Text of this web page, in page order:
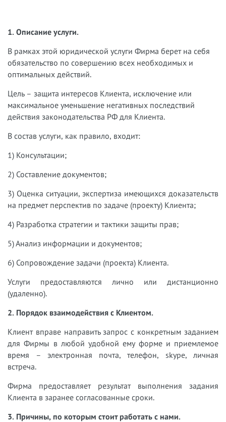
1. Описание услуги.
В рамках этой юридической услуги Фирма берет на себя
обязательство по совершению всех необходимых и
оптимальных действий.
Цель – защита интересов Клиента, исключение или
максимальное уменьшение негативных последствий
действия законодательства РФ для Клиента.
В состав услуги, как правило, входит:
1) Консультации;
2) Составление документов;
3) Оценка ситуации, экспертиза имеющихся доказательств
на предмет перспектив по задаче (проекту) Клиента;
4) Разработка стратегии и тактики защиты прав;
5) Анализ информации и документов;
6) Сопровождение задачи (проекта) Клиента.
Услуги предоставляются лично или дистанционно
(удаленно).
2. Порядок взаимодействия с Клиентом.
Клиент вправе направить запрос с конкретным заданием
для Фирмы в любой удобной ему форме и приемлемое
время – электронная почта, телефон, skype, личная
встреча.
Фирма предоставляет результат выполнения задания
Клиента в заранее согласованные сроки.
3. Причины, по которым стоит работать с нами.